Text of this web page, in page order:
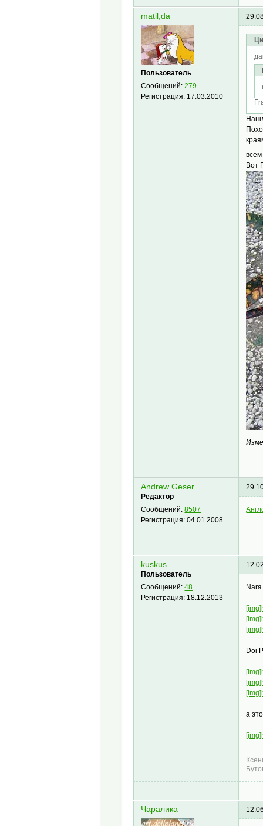
matil,da
Пользователь
Сообщений:279
Регистрация: 17.03.2010
Вот
Andrew Geser
Редактор
Сообщений:8507
Регистрация:04.01.2008
kuskus
Пользователь
Сообщений:48
Регистрация: 18.12.2013
Doi
а
Чаралика